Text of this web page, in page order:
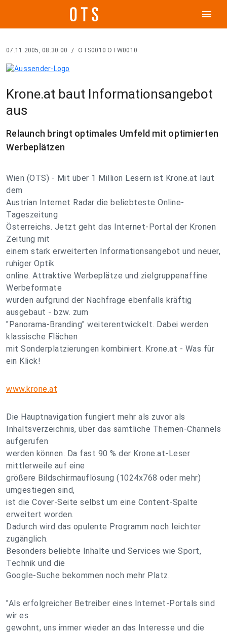
menu
07.11.2005, 08:30:00 / OTS0010 OTW0010
Krone.at baut Informationsangebot
aus
Relaunch bringt optimales Umfeld mit optimierten
Werbeplätzen
Wien (OTS) - Mit über 1 Million Lesern ist Krone.at laut
dem
Austrian Internet Radar die beliebteste Online-
Tageszeitung
Österreichs. Jetzt geht das Internet-Portal der Kronen
Zeitung mit
einem stark erweiterten Informationsangebot und neuer,
ruhiger Optik
online. Attraktive Werbeplätze und zielgruppenaffine
Werbeformate
wurden aufgrund der Nachfrage ebenfalls kräftig
ausgebaut - bzw. zum
"Panorama-Branding" weiterentwickelt. Dabei werden
klassische Flächen
mit Sonderplatzierungen kombiniert. Krone.at - Was für
ein Klick!
www.krone.at
Die Hauptnavigation fungiert mehr als zuvor als
Inhaltsverzeichnis, über das sämtliche Themen-Channels
aufgerufen
werden können. Da fast 90 % der Krone.at-Leser
mittlerweile auf eine
größere Bildschirmauflösung (1024x768 oder mehr)
umgestiegen sind,
ist die Cover-Seite selbst um eine Content-Spalte
erweitert worden.
Dadurch wird das opulente Programm noch leichter
zugänglich.
Besonders beliebte Inhalte und Services wie Sport,
Technik und die
Google-Suche bekommen noch mehr Platz.
"Als erfolgreicher Betreiber eines Internet-Portals sind
wir es
gewohnt, uns immer wieder an das Interesse und die